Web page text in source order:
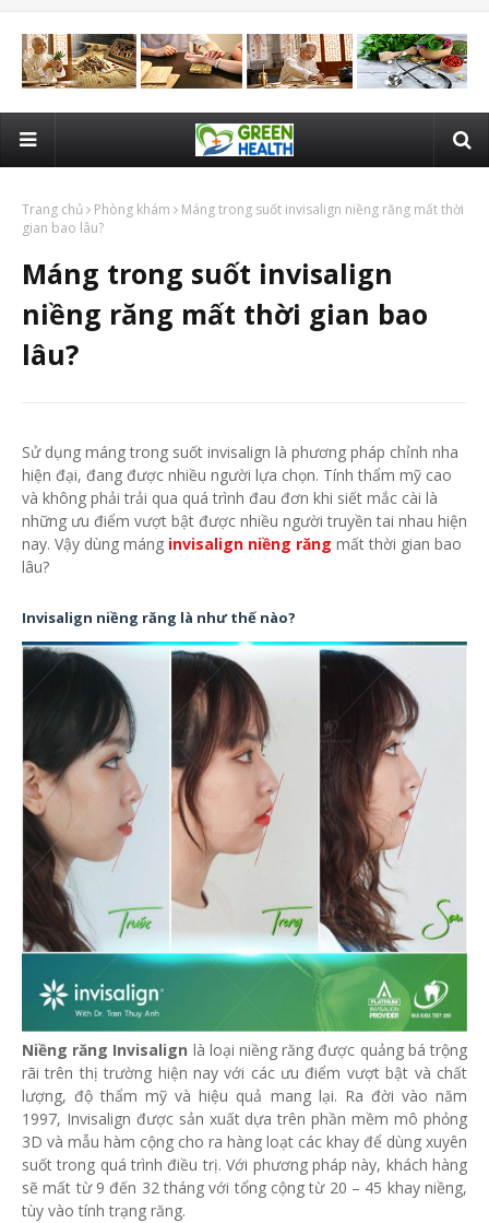
Trang chủ Phòng khám
Máng trong suốt invisalign niềng răng mất thời
gian bao lâu?
Máng trong suốt invisalign
niềng răng mất thời gian bao
lâu?
Sử dụng máng trong suốt invisalign là phương pháp chỉnh nha
hiện đại, đang được nhiều người lựa chọn. Tính thẩm mỹ cao
và không phải trải qua quá trình đau đơn khi siết mắc cài là
những ưu điểm vượt bật được nhiều người truyền tai nhau hiện
nay. Vậy dùng máng invisalign niềng răng mất thời gian bao
lâu?
Invisalign niềng răng là như thế nào?
Niềng răng Invisalign là loại niềng răng được quảng bá trộng
rãi trên thị trường hiện nay với các ưu điểm vượt bật và chất
lượng, độ thẩm mỹ và hiệu quả mang lại. Ra đời vào năm
1997, Invisalign được sản xuất dựa trên phần mềm mô phỏng
3D và mẫu hàm cộng cho ra hàng loạt các khay để dùng xuyên
suốt trong quá trình điều trị. Với phương pháp này, khách hàng
sẽ mất từ 9 đến 32 tháng với tổng cộng từ 20 – 45 khay niềng,
tùy vào tính trạng răng.